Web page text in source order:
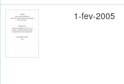
1-fev-2005